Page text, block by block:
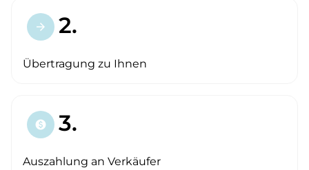
arrow_forward 2.
Übertragung zu Ihnen
paid 3.
Auszahlung an Verkäufer